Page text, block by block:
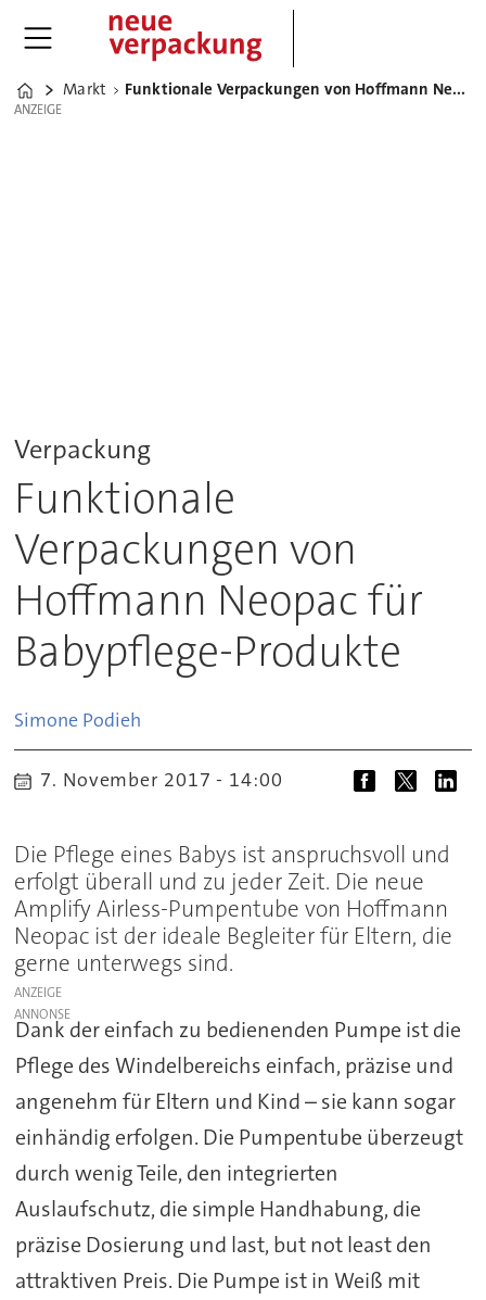
Home
Markt Funktionale Verpackungen von Hoffmann Neopac für Babypflege-Produkte
ANZEIGE
ANZEIGE
Verpackung
Funktionale
Verpackungen von
Hoffmann Neopac für
Babypflege-Produkte
Simone Podieh
7. November 2017 - 14:00
Die Pflege eines Babys ist anspruchsvoll und
erfolgt überall und zu jeder Zeit. Die neue
Amplify Airless-Pumpentube von Hoffmann
Neopac ist der ideale Begleiter für Eltern, die
gerne unterwegs sind.
ANZEIGE
Dank der einfach zu bedienenden Pumpe ist die
Pflege des Windelbereichs einfach, präzise und
angenehm für Eltern und Kind – sie kann sogar
einhändig erfolgen. Die Pumpentube überzeugt
durch wenig Teile, den integrierten
Auslaufschutz, die simple Handhabung, die
präzise Dosierung und last, but not least den
attraktiven Preis. Die Pumpe ist in Weiß mit